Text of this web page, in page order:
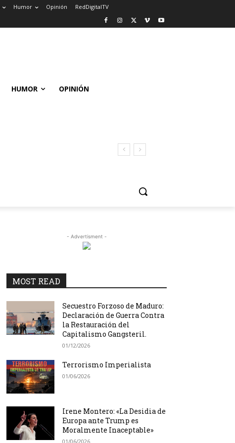
Humor Opinión RedDigitalTV
HUMOR OPINIÓN
- Advertisment -
MOST READ
Secuestro Forzoso de Maduro:
Declaración de Guerra Contra
la Restauración del
Capitalismo Gangsteril.
01/12/2026
Terrorismo Imperialista
01/06/2026
Irene Montero: «La Desidia de
Europa ante Trump es
Moralmente Inaceptable»
01/06/2026